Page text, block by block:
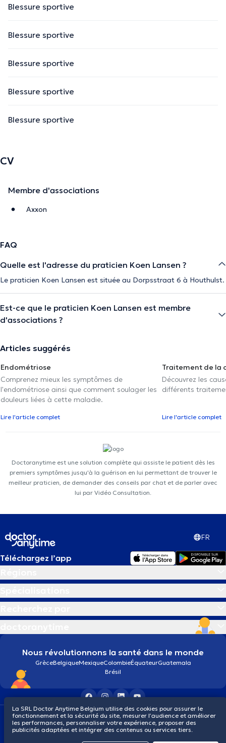
Blessure sportive
Blessure sportive
Blessure sportive
Blessure sportive
Blessure sportive
CV
Membre d'associations
Axxon
FAQ
Quelle est l'adresse du praticien Koen Lansen ?
Le praticien Koen Lansen est située au Dorpsstraat 6 à Houthulst.
Est-ce que le praticien Koen Lansen est membre
d'associations ?
Articles suggérés
Endométriose
Comprenez mieux les symptômes de
l'endométriose ainsi que comment soulager les
douleurs liées à cette maladie.
Lire l'article complet
Traitement de la
Découvrez les
différents
Lire l'article complet
Doctoranytime est une solution complète qui assiste le patient dès les
premiers symptômes jusqu'à la guérison en lui permettant de trouver le
meilleur praticien, de demander des conseils par chat et de parler avec
lui par Vidéo Consultation.
FR
Téléchargez l’app
Nous révolutionnons la santé dans le monde
GrèceBelgiqueMexiqueColombieÉquateurGuatemala
Brésil
Conditions généralesCookiesPolitique de confidentialité
© 2026 doctoranytime
La SRL Doctor Anytime Belgium utilise des cookies pour assurer le
fonctionnement et la sécurité du site, mesurer l’audience et améliorer
les performances, personnaliser votre expérience, proposer des
publicités adaptées et intégrer des contenus ou services tiers.